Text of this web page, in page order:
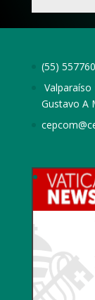
(55)
Gustavo A